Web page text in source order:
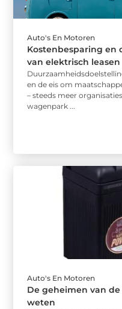
Auto's En Motoren
Kostenbesparing en
van elektrisch leasen
en de eis om
– steeds meer
wagenpark ...
Auto's En Motoren
De geheimen van
weten